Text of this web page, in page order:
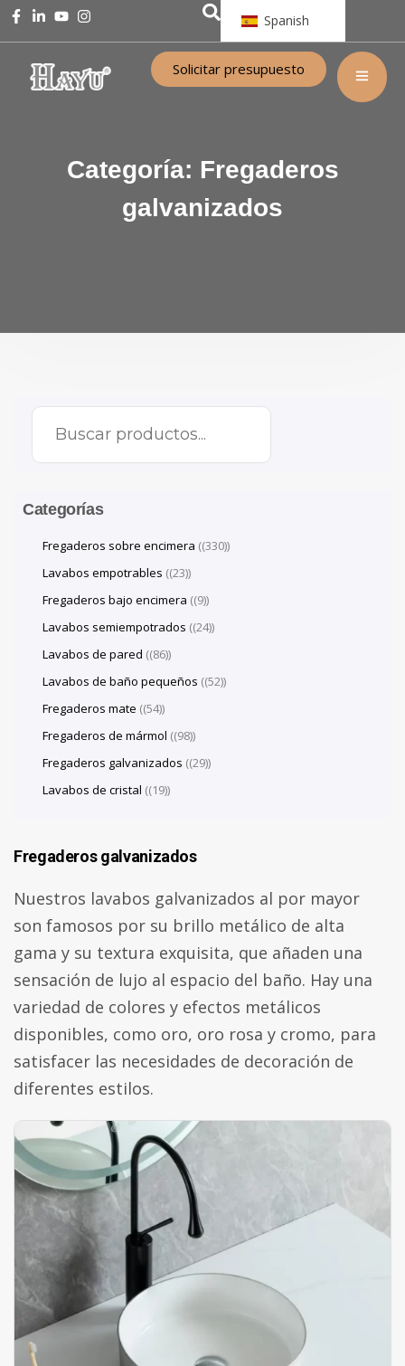
Spanish
Solicitar presupuesto
Categoría: Fregaderos
galvanizados
Fregaderos galvanizados
Nuestros lavabos galvanizados al por mayor
son famosos por su brillo metálico de alta
gama y su textura exquisita, que añaden una
sensación de lujo al espacio del baño. Hay una
variedad de colores y efectos metálicos
disponibles, como oro, oro rosa y cromo, para
satisfacer las necesidades de decoración de
diferentes estilos.
Categorías
Fregaderos sobre encimera (330)
Lavabos empotrables (23)
Fregaderos bajo encimera (9)
Lavabos semiempotrados (24)
Lavabos de pared (86)
Lavabos de baño pequeños (52)
Fregaderos mate (54)
Fregaderos de mármol (98)
Fregaderos galvanizados (29)
Lavabos de cristal (19)